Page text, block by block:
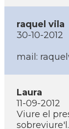
raquel vila
30-10-2012
mail:
Laura
11-09-2012
Viure el
sobreviure'l.